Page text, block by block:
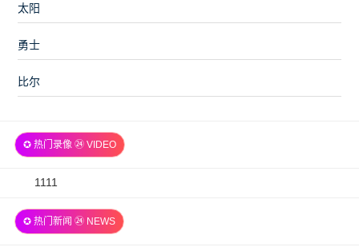
太阳
勇士
比尔
✪ 热门录像 ㉔ VIDEO
2026-
06
1111
✪ 热门新闻 ㉔ NEWS